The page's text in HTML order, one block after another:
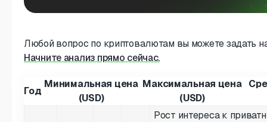
Любой вопрос по криптовалютам вы можете задать
Начните анализ прямо сейчас.
Год
Минимальная цена
(USD)
Максимальная цена
(USD)
Рост интереса к